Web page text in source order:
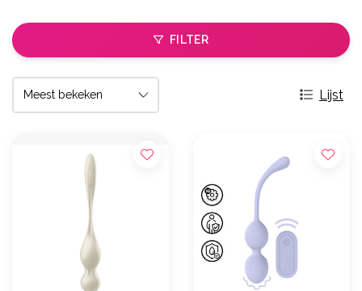
FILTER
Lijst